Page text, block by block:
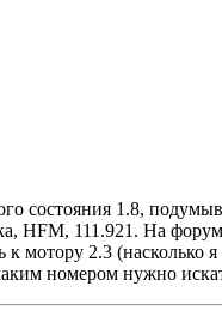
состояния 1.8,
HFM, 111.921. На
мотору 2.3
номером нужно